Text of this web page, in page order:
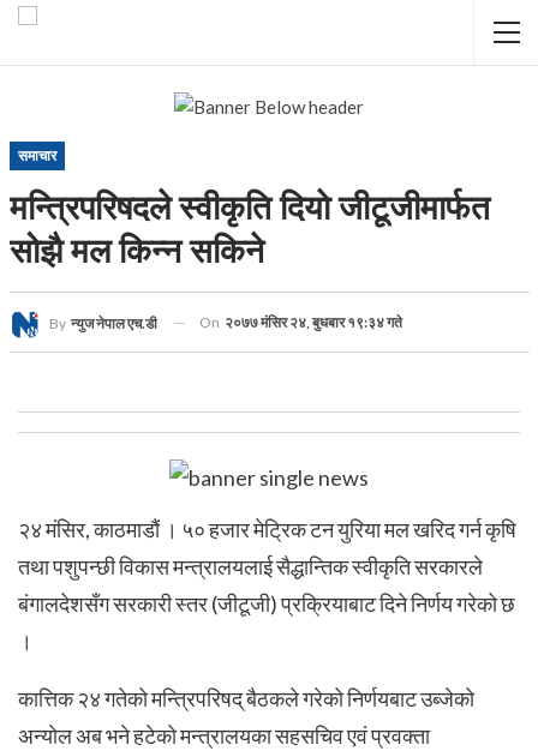
समाचार
मन्त्रिपरिषदले स्वीकृति दियाे जीटूजीमार्फत
सोझै मल किन्न सकिने
By न्युज नेपाल एच.डी On २०७७ मंसिर २४, बुधबार १९:३४ गते
२४ मंसिर, काठमाडौं । ५० हजार मेट्रिक टन युरिया मल खरिद गर्न कृषि
तथा पशुपन्छी विकास मन्त्रालयलाई सैद्धान्तिक स्वीकृति सरकारले
बंगालदेशसँग सरकारी स्तर (जीटूजी) प्रक्रियाबाट दिने निर्णय गरेको छ
।
कात्तिक २४ गतेको मन्त्रिपरिषद् बैठकले गरेको निर्णयबाट उब्जेको
अन्योल अब भने हटेको मन्त्रालयका सहसचिव एवं प्रवक्ता